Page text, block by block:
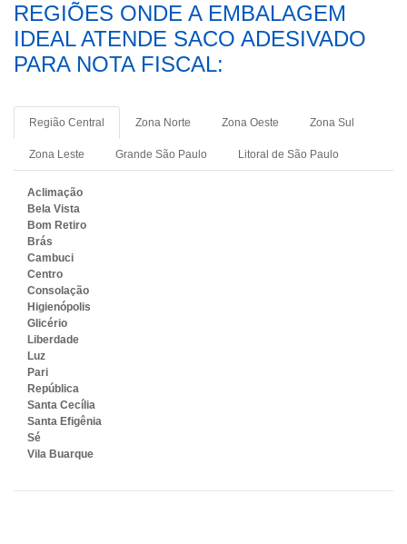
REGIÕES ONDE A EMBALAGEM
IDEAL ATENDE SACO ADESIVADO
PARA NOTA FISCAL:
Região Central Zona Norte Zona Oeste Zona Sul
Zona Leste Grande São Paulo Litoral de São Paulo
Aclimação
Bela Vista
Bom Retiro
Brás
Cambuci
Centro
Consolação
Higienópolis
Glicério
Liberdade
Luz
Pari
República
Santa Cecília
Santa Efigênia
Sé
Vila Buarque